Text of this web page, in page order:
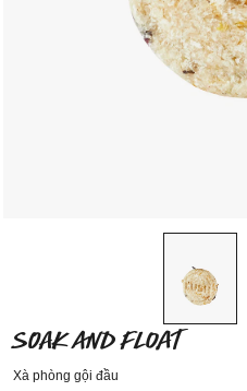
SOAK AND FLOAT
Xà phòng gội đầu